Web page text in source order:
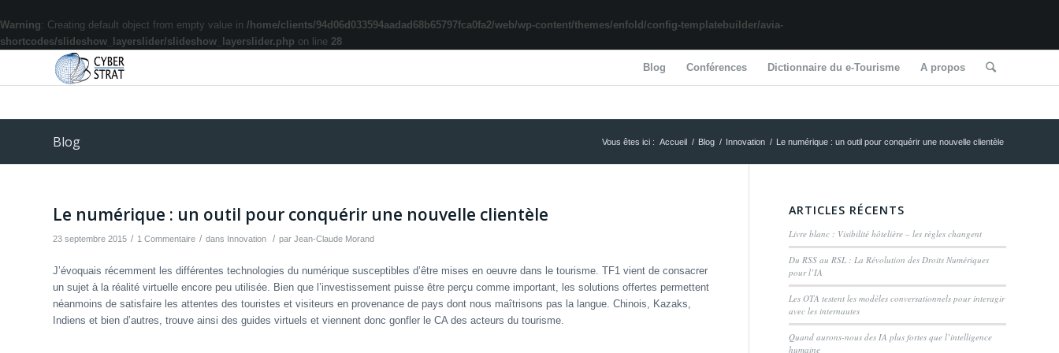
Warning: Creating default object from empty value in /home/clients/94d06d033594aadad68b65797fca0fa2/web/wp-content/themes/enfold/config-templatebuilder/avia-
shortcodes/slideshow_layerslider/slideshow_layerslider.php on line 28
Blog Conférences Dictionnaire du e-Tourisme A propos
Blog Vous êtes ici : Accueil / Blog / Innovation / Le numérique : un outil pour conquérir une nouvelle clientèle
Le numérique : un outil pour conquérir une nouvelle clientèle
23 septembre 2015 / 1 Commentaire / dans Innovation / par Jean-Claude Morand
J’évoquais récemment les différentes technologies du numérique susceptibles d’être mises en oeuvre dans le tourisme. TF1 vient de consacrer
un sujet à la réalité virtuelle encore peu utilisée. Bien que l’investissement puisse être perçu comme important, les solutions offertes permettent
néanmoins de satisfaire les attentes des touristes et visiteurs en provenance de pays dont nous maîtrisons pas la langue. Chinois, Kazaks,
Indiens et bien d’autres, trouve ainsi des guides virtuels et viennent donc gonfler le CA des acteurs du tourisme.
ARTICLES RÉCENTS
Livre blanc : Visibilité hôtelière – les règles changent
Du RSS au RSL : La Révolution des Droits Numériques
pour l’IA
Les OTA testent les modèles conversationnels pour interagir
avec les internautes
Quand aurons-nous des IA plus fortes que l’intelligence
humaine